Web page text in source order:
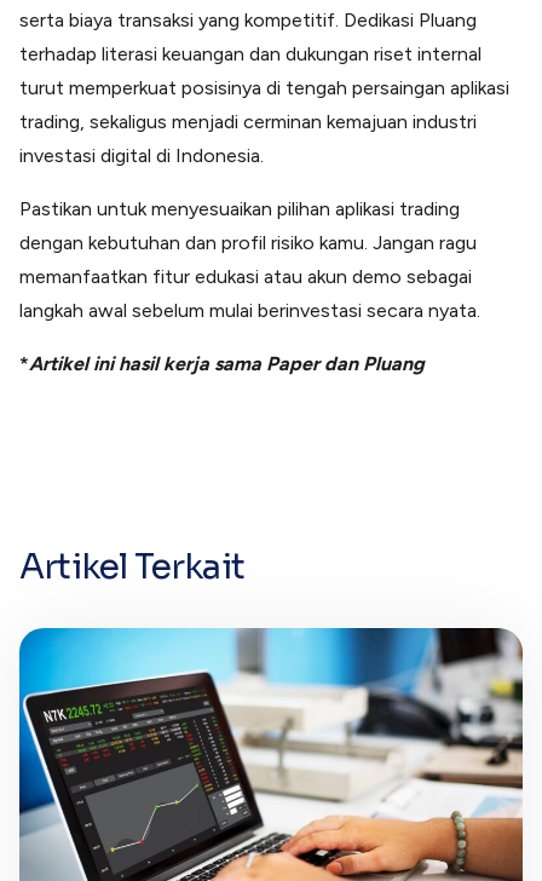
serta biaya transaksi yang kompetitif. Dedikasi Pluang
terhadap literasi keuangan dan dukungan riset internal
turut memperkuat posisinya di tengah persaingan aplikasi
trading, sekaligus menjadi cerminan kemajuan industri
investasi digital di Indonesia.
Pastikan untuk menyesuaikan pilihan aplikasi trading
dengan kebutuhan dan profil risiko kamu. Jangan ragu
memanfaatkan fitur edukasi atau akun demo sebagai
langkah awal sebelum mulai berinvestasi secara nyata.
*Artikel ini hasil kerja sama Paper dan Pluang
Artikel Terkait